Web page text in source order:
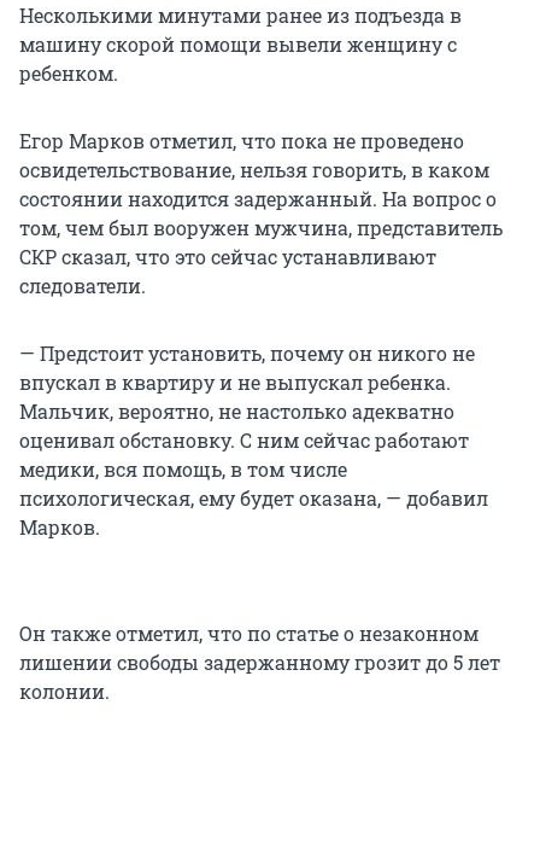
Несколькими минутами ранее из подъезда в
машину скорой помощи вывели женщину с
ребенком.
Егор Марков отметил, что пока не проведено
освидетельствование, нельзя говорить, в каком
состоянии находится задержанный. На вопрос о
том, чем был вооружен мужчина, представитель
СКР сказал, что это сейчас устанавливают
следователи.
— Предстоит установить, почему он никого не
впускал в квартиру и не выпускал ребенка.
Мальчик, вероятно, не настолько адекватно
оценивал обстановку. С ним сейчас работают
медики, вся помощь, в том числе
психологическая, ему будет оказана, — добавил
Марков.
Он также отметил, что по статье о незаконном
лишении свободы задержанному грозит до 5 лет
колонии.